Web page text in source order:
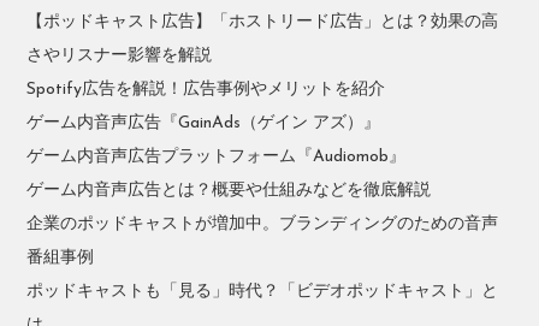
【ポッドキャスト広告】「ホストリード広告」とは？効果の高
さやリスナー影響を解説
Spotify広告を解説！広告事例やメリットを紹介
ゲーム内音声広告『GainAds（ゲイン アズ）』
ゲーム内音声広告プラットフォーム『Audiomob』
ゲーム内音声広告とは？概要や仕組みなどを徹底解説
企業のポッドキャストが増加中。ブランディングのための音声
番組事例
ポッドキャストも「見る」時代？「ビデオポッドキャスト」と